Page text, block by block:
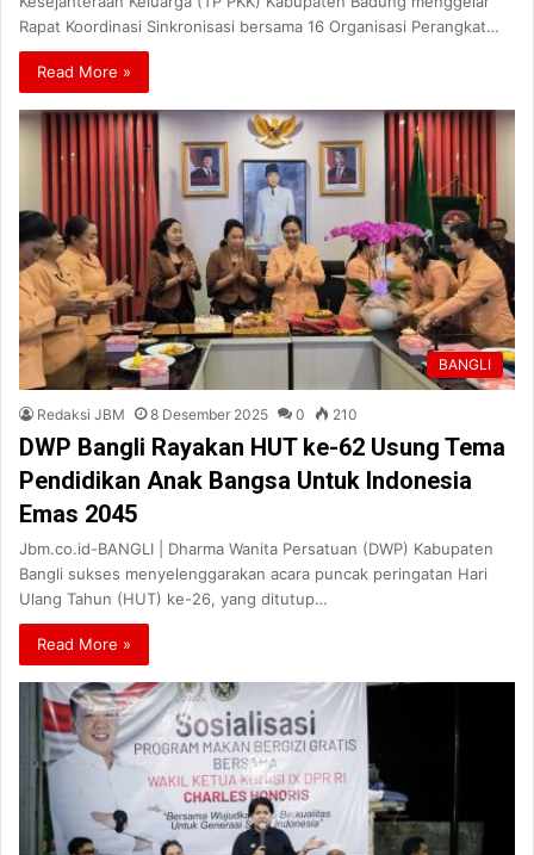
Rapat Koordinasi Sinkronisasi bersama 16 Organisasi Perangkat…
Read More »
BANGLI
Redaksi JBM 8 Desember 2025 0 210
DWP Bangli Rayakan HUT ke-62 Usung Tema
Pendidikan Anak Bangsa Untuk Indonesia
Emas 2045
Jbm.co.id-BANGLI | Dharma Wanita Persatuan (DWP) Kabupaten
Bangli sukses menyelenggarakan acara puncak peringatan Hari
Ulang Tahun (HUT) ke-26, yang ditutup…
Read More »